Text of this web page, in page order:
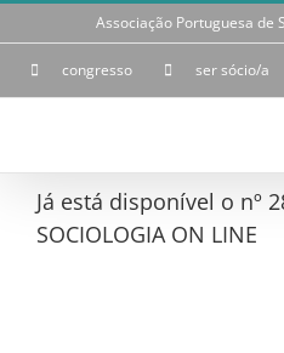
Skip
Associação Portuguesa de
congresso ser sócio/a
Já está disponível o nº
SOCIOLOGIA ON LINE